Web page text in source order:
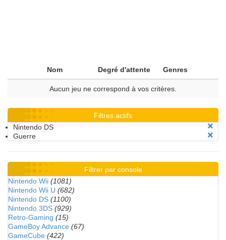
Nom Degré d'attente Genres
Aucun jeu ne correspond à vos critères.
Filtres actifs
Nintendo DS
Guerre
Filtrer par console
Nintendo Wii (1081)
Nintendo Wii U (682)
Nintendo DS (1100)
Nintendo 3DS (929)
Retro-Gaming (15)
GameBoy Advance (67)
GameCube (422)